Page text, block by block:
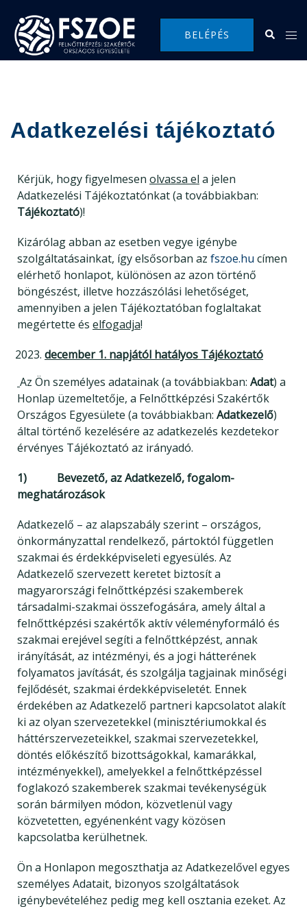
BELÉPÉS
Adatkezelési tájékoztató
Kérjük, hogy figyelmesen olvassa el a jelen
Adatkezelési Tájékoztatónkat (a továbbiakban:
Tájékoztató)!
Kizárólag abban az esetben vegye igénybe
szolgáltatásainkat, így elsősorban az fszoe.hu címen
elérhető honlapot, különösen az azon történő
böngészést, illetve hozzászólási lehetőséget,
amennyiben a jelen Tájékoztatóban foglaltakat
megértette és elfogadja!
december 1. napjától hatályos Tájékoztató
Az Ön személyes adatainak (a továbbiakban: Adat) a
Honlap üzemeltetője, a Felnőttképzési Szakértők
Országos Egyesülete (a továbbiakban: Adatkezelő)
által történő kezelésére az adatkezelés kezdetekor
érvényes Tájékoztató az irányadó.
1) Bevezető, az Adatkezelő, fogalom-
meghatározások
Adatkezelő – az alapszabály szerint – országos,
önkormányzattal rendelkező, pártoktól független
szakmai és érdekképviseleti egyesülés. Az
Adatkezelő szervezett keretet biztosít a
magyarországi felnőttképzési szakemberek
társadalmi-szakmai összefogására, amely által a
felnőttképzési szakértők aktív véleményformáló és
szakmai erejével segíti a felnőttképzést, annak
irányítását, az intézményi, és a jogi hátterének
folyamatos javítását, és szolgálja tagjainak minőségi
fejlődését, szakmai érdekképviseletét. Ennek
érdekében az Adatkezelő partneri kapcsolatot alakít
ki az olyan szervezetekkel (minisztériumokkal és
háttérszervezeteikkel, szakmai szervezetekkel,
döntés előkészítő bizottságokkal, kamarákkal,
intézményekkel), amelyekkel a felnőttképzéssel
foglakozó szakemberek szakmai tevékenységük
során bármilyen módon, közvetlenül vagy
közvetetten, egyénenként vagy közösen
kapcsolatba kerülhetnek.
Ön a Honlapon megoszthatja az Adatkezelővel egyes
személyes Adatait, bizonyos szolgáltatások
igénybevételéhez pedig meg kell osztania ezeket. Az